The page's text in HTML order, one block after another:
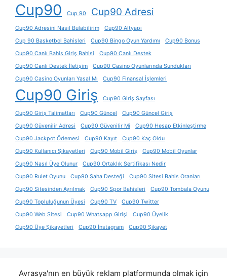
Cup90 Cup 90 Cup90 Adresi
Cup90 Adresini Nasıl Bulabilirim
Cup90 Altyapı
Cup 90 Basketbol Bahisleri
Cup90 Bingo Oyun Yardımı
Cup90 Bonus
Cup90 Canlı Bahis Giriş Bahisi
Cup90 Canlı Destek
Cup90 Canlı Destek İletişim
Cup90 Casino Oyunlarında Sundukları
Cup90 Casino Oyunları Yasal Mı
Cup90 Finansal İşlemleri
Cup90 Giriş Cup90 Giriş Sayfası
Cup90 Giriş Talimatları Cup90 Güncel
Cup90 Güncel Giriş
Cup90 Güvenilir Adresi
Cup90 Güvenilir Mi
Cup90 Hesap Etkinleştirme
Cup90 Jackpot Ödemesi
Cup90 Kayıt
Cup90 Kaç Oldu
Cup90 Kullanıcı Şikayetleri
Cup90 Mobil Giriş
Cup90 Mobil Oyunlar
Cup90 Nasıl Üye Olunur
Cup90 Ortaklık Sertifikası Nedir
Cup90 Rulet Oyunu
Cup90 Saha Desteği
Cup90 Sitesi Bahis Oranları
Cup90 Sitesinden Ayrılmak
Cup90 Spor Bahisleri
Cup90 Tombala Oyunu
Cup90 Topluluğunun Üyesi
Cup90 TV
Cup90 Twitter
Cup90 Web Sitesi
Cup90 Whatsapp Girişi
Cup90 Üyelik
Cup90 Üye Şikayetleri
Cup90 İnstagram Cup90 Şikayet
Avrasya'nın en büyük reklam platformunda olmak için